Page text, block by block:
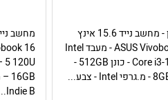
מציאון - מחשב נייד 15.6 אינץ
ASUS Vivobook 15 - מעבד Intel
Core i3-1315U - כונן 512GB -
Indie B...